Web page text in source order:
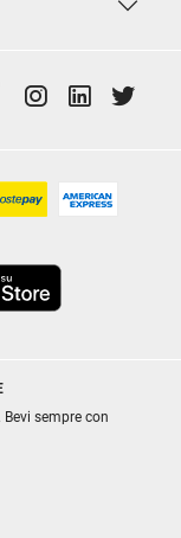
sempre con